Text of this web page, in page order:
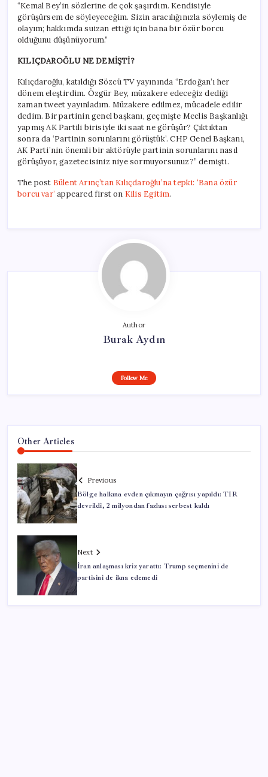
“Kemal Bey’in sözlerine de çok şaşırdım. Kendisiyle
görüşürsem de söyleyeceğim. Sizin aracılığınızla söylemiş de
olayım; hakkımda suizan ettiği için bana bir özür borcu
olduğunu düşünüyorum.”
KILIÇDAROĞLU NE DEMİŞTİ?
Kılıçdaroğlu, katıldığı Sözcü TV yayınında “Erdoğan’ı her
dönem eleştirdim. Özgür Bey, müzakere edeceğiz dediği
zaman tweet yayınladım. Müzakere edilmez, mücadele edilir
dedim. Bir partinin genel başkanı, geçmişte Meclis Başkanlığı
yapmış AK Partili birisiyle iki saat ne görüşür? Çıktıktan
sonra da ‘Partinin sorunlarını görüştük’. CHP Genel Başkanı,
AK Parti’nin önemli bir aktörüyle partinin sorunlarını nasıl
görüşüyor, gazetecisiniz niye sormuyorsunuz?” demişti.
The post Bülent Arınç’tan Kılıçdaroğlu’na tepki: ‘Bana özür
borcu var’ appeared first on Kilis Egitim.
Author
Burak Aydın
Follow Me
Other Articles
Previous
Bölge halkına evden çıkmayın çağrısı yapıldı: TIR
devrildi, 2 milyondan fazlası serbest kaldı
Next
İran anlaşması kriz yarattı: Trump seçmenini de
partisini de ikna edemedi